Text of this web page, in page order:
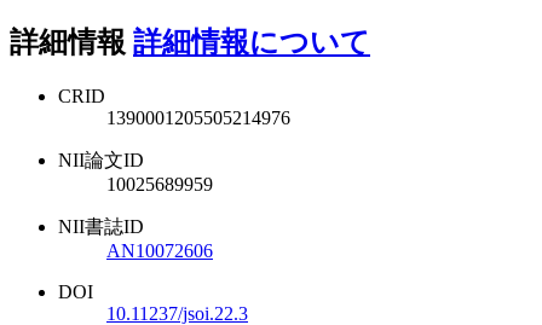
詳細情報 詳細情報について
CRID
1390001205505214976
NII論文ID
10025689959
NII書誌ID
AN10072606
DOI
10.11237/jsoi.22.3